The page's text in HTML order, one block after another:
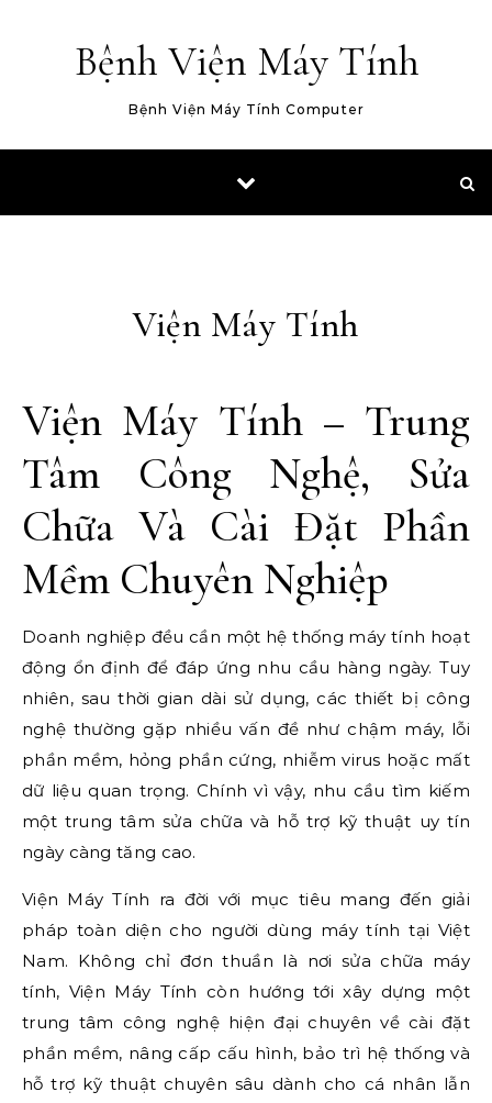
Bệnh Viện Máy Tính
Bệnh Viện Máy Tính Computer
Viện Máy Tính
Viện Máy Tính – Trung
Tâm Công Nghệ, Sửa
Chữa Và Cài Đặt Phần
Mềm Chuyên Nghiệp
Doanh nghiệp đều cần một hệ thống máy tính hoạt
động ổn định để đáp ứng nhu cầu hàng ngày. Tuy
nhiên, sau thời gian dài sử dụng, các thiết bị công
nghệ thường gặp nhiều vấn đề như chậm máy, lỗi
phần mềm, hỏng phần cứng, nhiễm virus hoặc mất
dữ liệu quan trọng. Chính vì vậy, nhu cầu tìm kiếm
một trung tâm sửa chữa và hỗ trợ kỹ thuật uy tín
ngày càng tăng cao.
Viện Máy Tính ra đời với mục tiêu mang đến giải
pháp toàn diện cho người dùng máy tính tại Việt
Nam. Không chỉ đơn thuần là nơi sửa chữa máy
tính, Viện Máy Tính còn hướng tới xây dựng một
trung tâm công nghệ hiện đại chuyên về cài đặt
phần mềm, nâng cấp cấu hình, bảo trì hệ thống và
hỗ trợ kỹ thuật chuyên sâu dành cho cá nhân lẫn